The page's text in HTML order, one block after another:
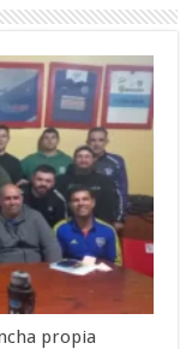
propia